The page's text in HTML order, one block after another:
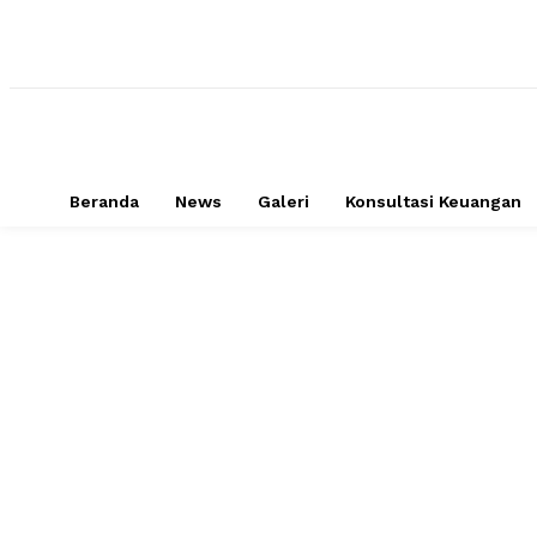
Beranda News Galeri Konsultasi Keuangan